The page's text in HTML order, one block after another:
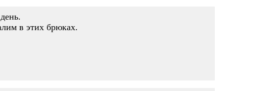
в этих брюках.